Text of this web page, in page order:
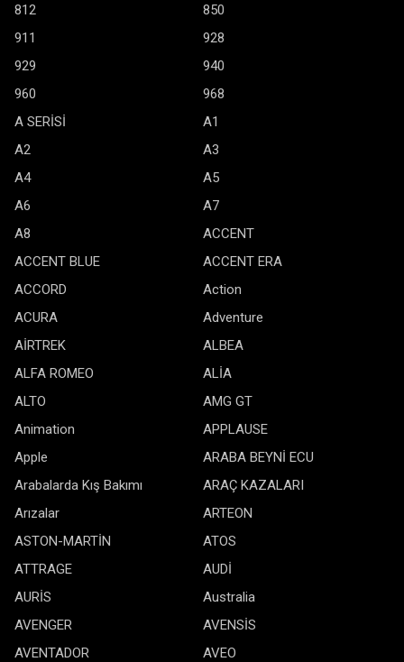
812
850
911
928
929
940
960
968
A SERİSİ
A1
A2
A3
A4
A5
A6
A7
A8
ACCENT
ACCENT BLUE
ACCENT ERA
ACCORD
Action
ACURA
Adventure
AİRTREK
ALBEA
ALFA ROMEO
ALİA
ALTO
AMG GT
Animation
APPLAUSE
Apple
ARABA BEYNİ ECU
Arabalarda Kış Bakımı
ARAÇ KAZALARI
Arızalar
ARTEON
ASTON-MARTİN
ATOS
ATTRAGE
AUDİ
AURİS
Australia
AVENGER
AVENSİS
AVENTADOR
AVEO